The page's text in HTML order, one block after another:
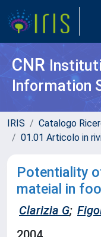
CNR
Information
IRIS Catalogo
01.01 Articolo in
Potentiality
mateial in
Clarizia G;